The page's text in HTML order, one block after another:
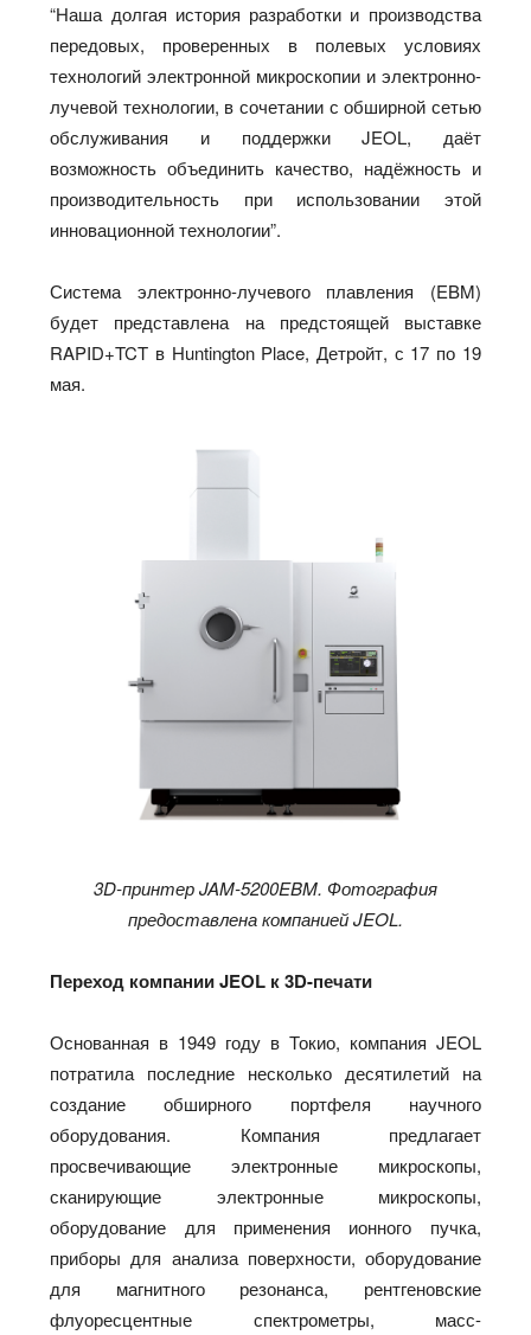
“Наша долгая история разработки и производства
передовых, проверенных в полевых условиях
технологий электронной микроскопии и электронно-
лучевой технологии, в сочетании с обширной сетью
обслуживания и поддержки JEOL, даёт
возможность объединить качество, надёжность и
производительность при использовании этой
инновационной технологии”.
Система электронно-лучевого плавления (EBM)
будет представлена на предстоящей выставке
RAPID+TCT в Huntington Place, Детройт, с 17 по 19
мая.
3D-принтер JAM-5200EBM. Фотография
предоставлена компанией JEOL.
Переход компании JEOL к 3D-печати
Основанная в 1949 году в Токио, компания JEOL
потратила последние несколько десятилетий на
создание обширного портфеля научного
оборудования. Компания предлагает
просвечивающие электронные микроскопы,
сканирующие электронные микроскопы,
оборудование для применения ионного пучка,
приборы для анализа поверхности, оборудование
для магнитного резонанса, рентгеновские
флуоресцентные спектрометры, масс-